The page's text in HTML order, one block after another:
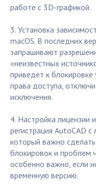
работе с 3D-графикой.
3. Установка
macOS. В последних
запрашивают
«неизвестных
приведёт к блокировке
права доступа,
исключения.
4. Настройка лицензии
регистрация AutoCAD
который важно
блокировок и проблем
особенно важно, если
временную версию.